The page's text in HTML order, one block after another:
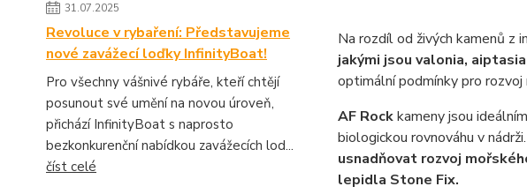
31.07.2025
Revoluce v rybaření: Představujeme
nové zavážecí loďky InfinityBoat!
Pro všechny vášnivé rybáře, kteří chtějí
posunout své umění na novou úroveň,
přichází InfinityBoat s naprosto
bezkonkurenční nabídkou zavážecích lod...
číst celé
Na rozdíl od živých kamenů z
jakými jsou valonia,
optimální podmínky pro
AF Rockkameny jsou
biologickou rovnováhu v
usnadňovat rozvoj
lepidla Stone Fix.